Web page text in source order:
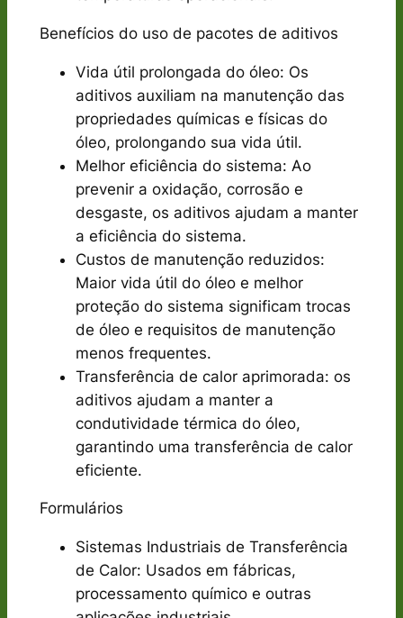
Benefícios do uso de pacotes de aditivos
Vida útil prolongada do óleo: Os
aditivos auxiliam na manutenção das
propriedades químicas e físicas do
óleo, prolongando sua vida útil.
Melhor eficiência do sistema: Ao
prevenir a oxidação, corrosão e
desgaste, os aditivos ajudam a manter
a eficiência do sistema.
Custos de manutenção reduzidos:
Maior vida útil do óleo e melhor
proteção do sistema significam trocas
de óleo e requisitos de manutenção
menos frequentes.
Transferência de calor aprimorada: os
aditivos ajudam a manter a
condutividade térmica do óleo,
garantindo uma transferência de calor
eficiente.
Formulários
Sistemas Industriais de Transferência
de Calor: Usados ​​em fábricas,
processamento químico e outras